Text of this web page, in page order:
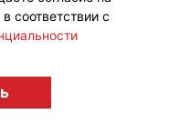
соответствии с